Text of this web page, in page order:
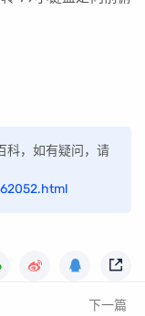
，如有疑问，请
下一篇